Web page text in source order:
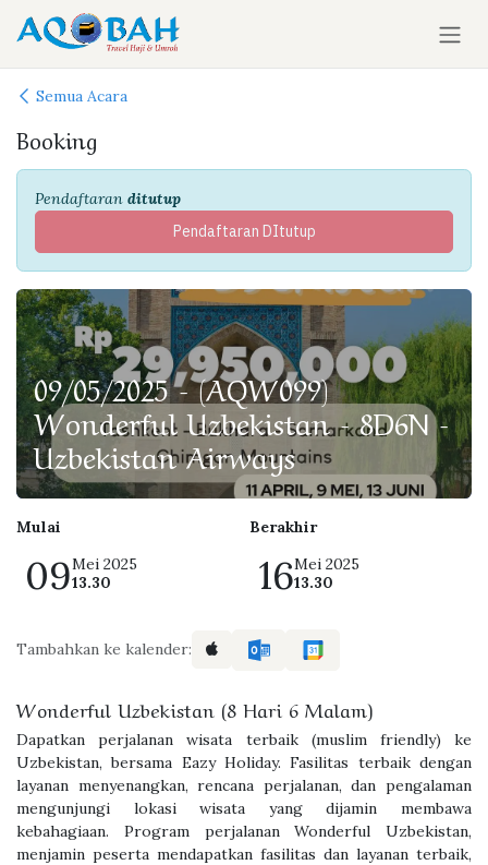
Skip ke Konten
Semua Acara
Booking
Pendaftaran ditutup
Pendaftaran DItutup
09/05/2025 - (AQW099)
Wonderful Uzbekistan - 8D6N -
Uzbekistan Airways
Mulai
09Mei 2025
13.30
Berakhir
16Mei 2025
13.30
Tambahkan ke kalender:
Wonderful Uzbekistan (8 Hari 6 Malam)
Dapatkan perjalanan wisata terbaik (muslim friendly) ke
Uzbekistan, bersama Eazy Holiday. Fasilitas terbaik dengan
layanan menyenangkan, rencana perjalanan, dan pengalaman
mengunjungi lokasi wisata yang dijamin membawa
kebahagiaan. Program perjalanan Wonderful Uzbekistan,
menjamin peserta mendapatkan fasilitas dan layanan terbaik,